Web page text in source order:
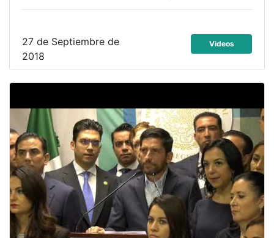
27 de Septiembre de
2018
Videos